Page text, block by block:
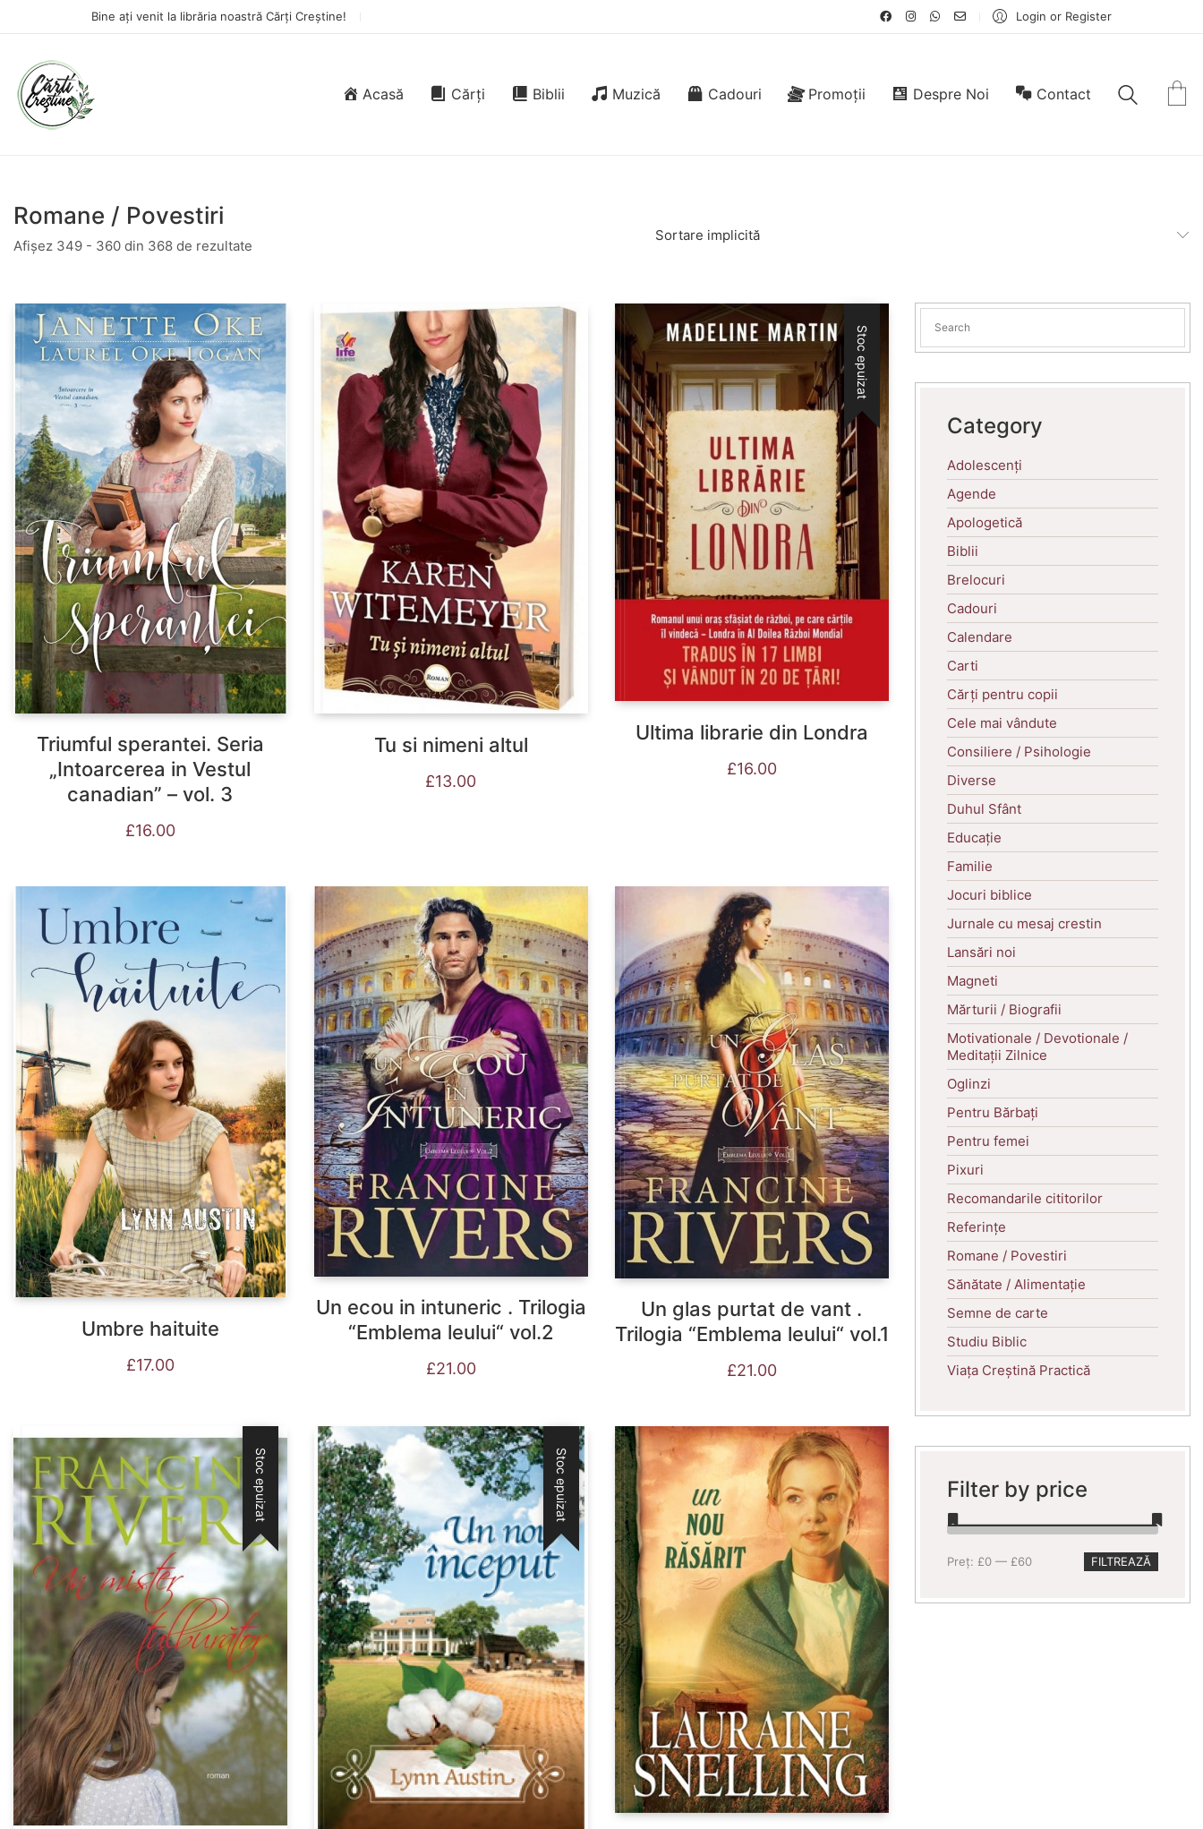
Bine ați venit la librăria noastră Cărți Creștine! Login or Register
Acasă Cărți Biblii Muzică Cadouri Promoții Despre Noi Contact
Romane / Povestiri
Afișez 349 - 360 din 368 de rezultate
Sortare implicită
Triumful sperantei. Seria
„Intoarcerea in Vestul
canadian” – vol. 3
£16.00
Tu si nimeni altul
£13.00
Stoc epuizat
Ultima librarie din Londra
£16.00
Umbre haituite
£17.00
Un ecou in intuneric . Trilogia
“Emblema leului“ vol.2
£21.00
Un glas purtat de vant .
Trilogia “Emblema leului“ vol.1
£21.00
Stoc epuizat Stoc epuizat
Category
Adolescenți
Agende
Apologetică
Biblii
Brelocuri
Cadouri
Calendare
Carti
Cărți pentru copii
Cele mai vândute
Consiliere / Psihologie
Diverse
Duhul Sfânt
Educație
Familie
Jocuri biblice
Jurnale cu mesaj crestin
Lansări noi
Magneti
Mărturii / Biografii
Motivationale / Devotionale /
Meditații Zilnice
Oglinzi
Pentru Bărbați
Pentru femei
Pixuri
Recomandarile cititorilor
Referințe
Romane / Povestiri
Sănătate / Alimentație
Semne de carte
Studiu Biblic
Viața Creștină Practică
Filter by price
Preț
Preț
FILTREAZĂ
Preț: £0 — £60